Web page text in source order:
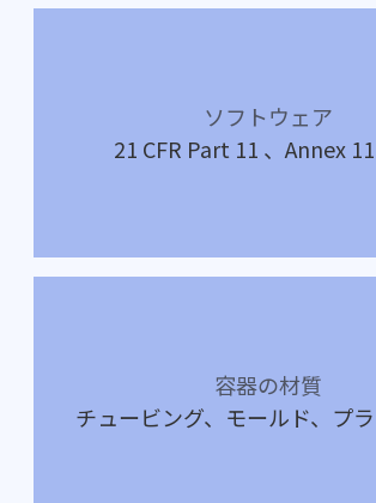
ソフトウェア
21 CFR Part 11 、Annex
容器の材質
チュービング、モールド、プ